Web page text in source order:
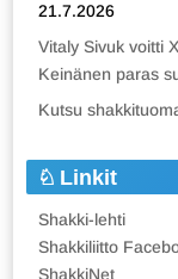
21.7.2026
Vitaly Sivuk voitti
Keinänen paras
Kutsu
Linkit
Shakki-lehti
Shakkiliitto
ShakkiNet